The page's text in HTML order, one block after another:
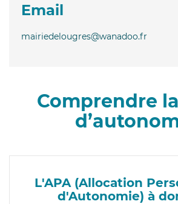
Email
mairiedelougres@wanadoo.fr
Comprendre
L'APA (Allocation
d'Autonomie) à